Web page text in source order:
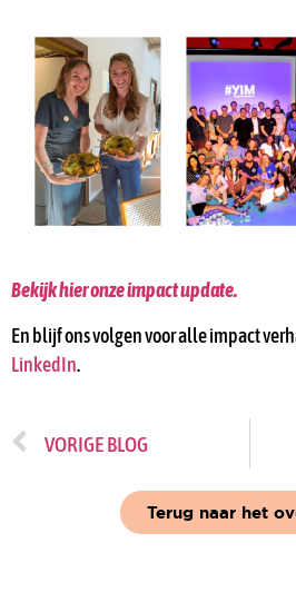
Bekijk hier onze impact update.
En blijf ons volgen voor alle impact
LinkedIn.
VORIGE BLOG
Terug naar het